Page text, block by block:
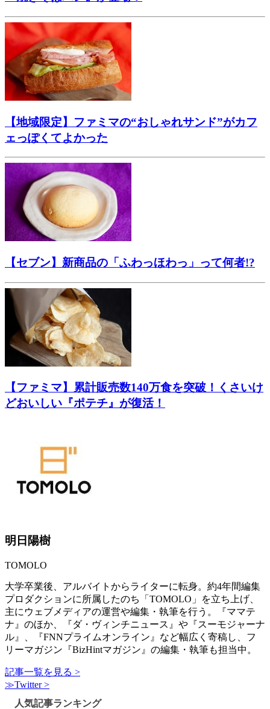
【地域限定】ファミマの“おしゃれサンド”がカフ
ェっぽくてよかった
【セブン】新商品の「ふわっほわっ」って何者!?
【ファミマ】累計販売数140万食を突破！くさいけ
どおいしい『ポテチ』が復活！
明日陽樹
TOMOLO
大学卒業後、アルバイトからライターに転身。約4年間編集
プロダクションに所属したのち「TOMOLO」を立ち上げ、
主にウェブメディアの運営や編集・執筆を行う。『ママテ
ナ』のほか、『ダ・ヴィンチニュース』や『スーモジャーナ
ル』、『FNNプライムオンライン』など幅広く寄稿し、フ
リーマガジン『BizHintマガジン』の編集・執筆も担当中。
記事一覧を見る >
≫Twitter >
人気記事ランキング